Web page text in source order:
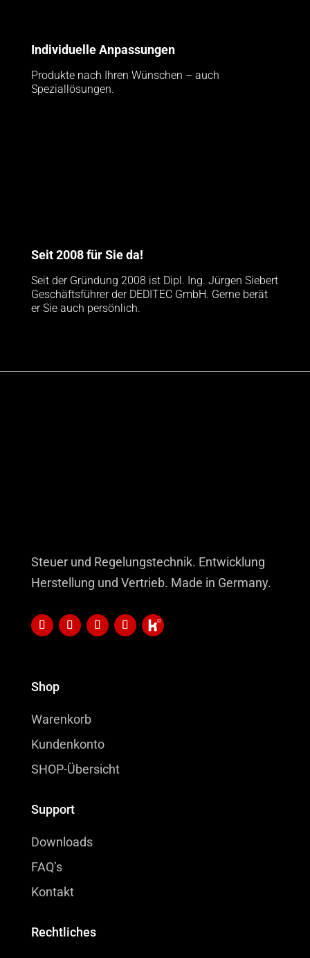
Individuelle Anpassungen
Produkte nach Ihren Wünschen – auch
Speziallösungen.
Seit 2008 für Sie da!
Seit der Gründung 2008 ist Dipl. Ing. Jürgen Siebert
Geschäftsführer der DEDITEC GmbH. Gerne berät
er Sie auch persönlich.
Steuer und Regelungstechnik. Entwicklung
Herstellung und Vertrieb. Made in Germany.
Shop
Warenkorb
Kundenkonto
SHOP-Übersicht
Support
Downloads
FAQ’s
Kontakt
Rechtliches